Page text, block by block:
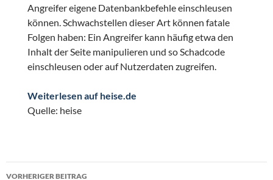
Angreifer eigene Datenbankbefehle einschleusen
können. Schwachstellen dieser Art können fatale
Folgen haben: Ein Angreifer kann häufig etwa den
Inhalt der Seite manipulieren und so Schadcode
einschleusen oder auf Nutzerdaten zugreifen.
Weiterlesen auf heise.de
Quelle: heise
Beitragsnavigation
VORHERIGER BEITRAG